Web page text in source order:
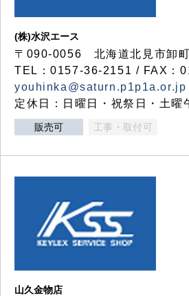
(株)水沢エース
〒090-0056 北海道北見市卸
TEL：0157-36-2151 / FAX：
youhinka@saturn.p1p1a.or.jp
定休日：日曜日・祝祭日・土曜
販売可 工事・取付可
山久金物店